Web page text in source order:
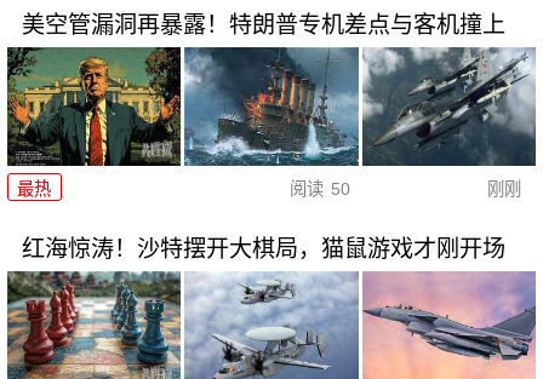
美空管漏洞再暴露！特朗普专机差点与客机撞上
最热 阅读 50 刚刚
红海惊涛！沙特摆开大棋局，猫鼠游戏才刚开场